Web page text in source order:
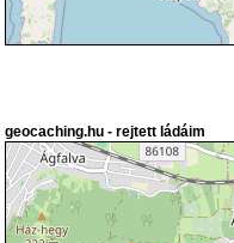
geocaching.hu - rejtett ládáim